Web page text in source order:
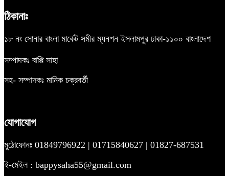
ঠিকানাঃ
১৮ নং সোনার বাংলা মার্কেট সমীর ম্যনশন ইসলামপুর ঢাকা-১১০০ বাংলাদেশ
সম্পাদকঃ বাপ্পি সাহা
সহ- সম্পাদকঃ মানিক চক্রবর্তী
যোগাযোগ
মুঠোফোনঃ 01849796922 | 01715840627 | 01827-687531
ই-মেইল : bappysaha55@gmail.com